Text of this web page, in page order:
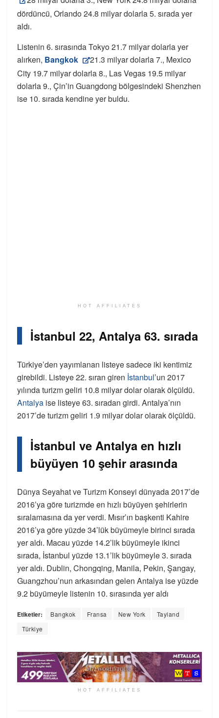
dördüncü, Orlando 24.8 milyar dolarla 5. sırada yer
aldı.
Listenin 6. sırasında Tokyo 21.7 milyar dolarla yer
alırken, Bangkok
21.3 milyar dolarla 7., Mexico
City 19.7 milyar dolarla 8., Las Vegas 19.5 milyar
dolarla 9., Çin’in Guangdong bölgesindeki Shenzhen
ise 10. sırada kendine yer buldu.
HOT AFFILIATES
İstanbul 22, Antalya 63. sırada
Türkiye’den yayımlanan listeye sadece iki kentimiz
girebildi. Listeye 22. sıran giren İstanbul’un 2017
yılında turizm geliri 10.8 milyar dolar olarak ölçüldü.
Antalya ise listeye 63. sıradan girdi. Antalya’nın
2017’de turizm geliri 1.9 milyar dolar olarak ölçüldü.
İstanbul ve Antalya en hızlı
büyüyen 10 şehir arasında
Dünya Seyahat ve Turizm Konseyi dünyada 2017’de
2016’ya göre turizmde en hızlı büyüyen şehirlerin
sıralamasına da yer verdi. Mısır’ın başkenti Kahire
2016’ya göre yüzde 34’lük büyümeyle birinci sırada
yer aldı. Macau yüzde 14.2’lik büyümeyle ikinci
sırada, İstanbul yüzde 13.1’lik büyümeyle 3. sırada
yer aldı. Dublin, Chongqing, Manila, Pekin, Şangay,
Guangzhou’nun arkasından gelen Antalya ise yüzde
9.2 büyümeyle listenin 10. sırasında yer aldı
Etiketler: Bangkok Fransa New York
Tayland
Türkiye
HOT AFFILIATES